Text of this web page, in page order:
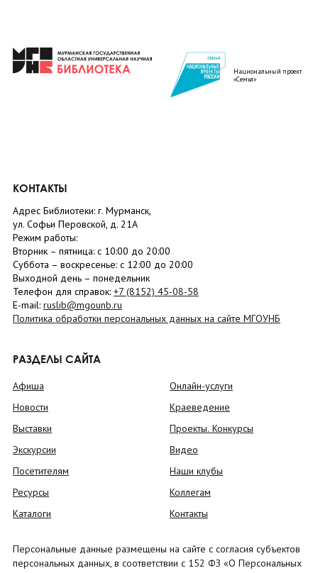
Национальный проект
«Семья»
КОНТАКТЫ
Адрес Библиотеки: г. Мурманск,
ул. Софьи Перовской, д. 21А
Режим работы:
Вторник – пятница: с 10:00 до 20:00
Суббота – воскресенье: c 12:00 до 20:00
Выходной день – понедельник
Телефон для справок: +7 (8152) 45-08-58
E-mail: ruslib@mgounb.ru
Политика обработки персональных данных на сайте МГОУНБ
РАЗДЕЛЫ САЙТА
Афиша
Новости
Выставки
Экскурсии
Посетителям
Ресурсы
Каталоги
Онлайн-услуги
Краеведение
Проекты. Конкурсы
Видео
Наши клубы
Коллегам
Контакты
Персональные данные размещены на сайте с согласия субъектов
персональных данных, в соответствии с 152 ФЗ «О Персональных